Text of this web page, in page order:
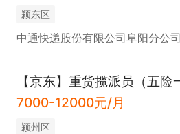
颍东区
中通快递股份有限公司阜阳分公司
7000-12000元/月
颍州区